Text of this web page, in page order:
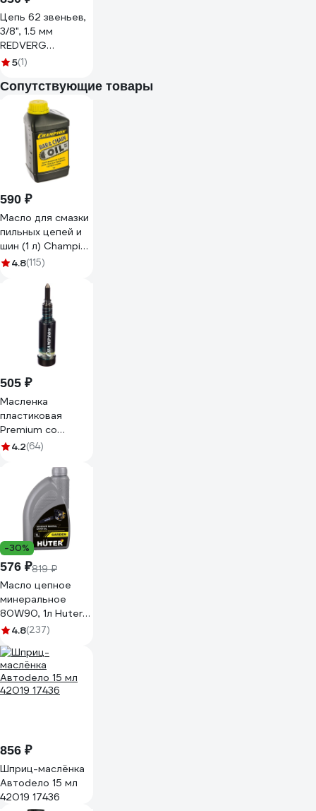
Цепь 62 звеньев,
3/8", 1.5 мм
REDVERG
00006691196
5(1)
Сопутствующие товары
590 ₽
Масло для смазки
пильных цепей и
шин (1 л) Champion
952824
4.8(115)
505 ₽
Масленка
пластиковая
Premium со
смазкой Champion
4.2(64)
-30%
576 ₽819 ₽
Масло цепное
минеральное
80W90, 1л Huter
73/8/2/1
4.8(237)
856 ₽
Шприц-маслёнка
Автоdело 15 мл
42019 17436